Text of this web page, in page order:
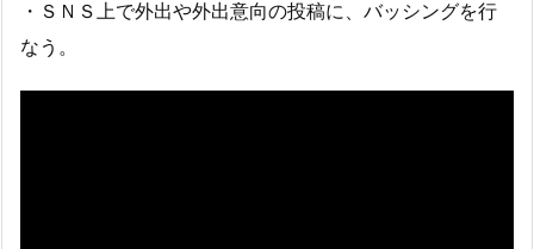
・ＳＮＳ上で外出や外出意向の投稿に、バッシングを行
なう。